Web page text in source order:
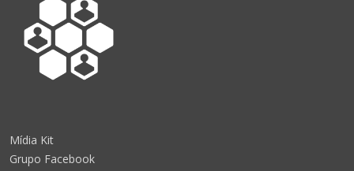
Mídia Kit
Grupo Facebook